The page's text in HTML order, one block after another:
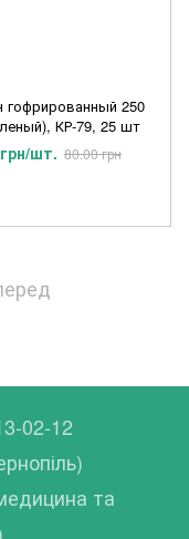
гофрированный 250
КР-79, 25 шт
шт. 80.00 грн
02-12
та